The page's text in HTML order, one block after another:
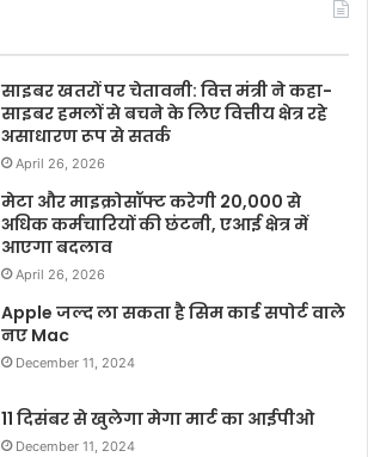
साइबर खतरों पर चेतावनी: वित्त मंत्री ने कहा-
साइबर हमलों से बचने के लिए वित्तीय क्षेत्र रहे
असाधारण रूप से सतर्क
April 26, 2026
मेटा और माइक्रोसॉफ्ट करेगी 20,000 से
अधिक कर्मचारियों की छंटनी, एआई क्षेत्र में
आएगा बदलाव
April 26, 2026
Apple जल्द ला सकता है सिम कार्ड सपोर्ट वाले
नए Mac
December 11, 2024
11 दिसंबर से खुलेगा मेगा मार्ट का आईपीओ
December 11, 2024